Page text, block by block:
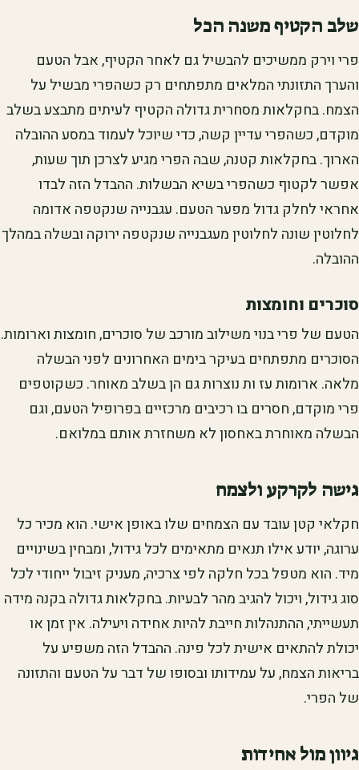
שלב הקטיף משנה הכל
פרי וירק ממשיכים להבשיל גם לאחר הקטיף, אבל הטעם
והערך התזונתי המלאים מתפתחים רק כשהפרי מבשיל על
הצמח. בחקלאות מסחרית גדולה הקטיף לעיתים מתבצע בשלב
מוקדם, כשהפרי עדיין קשה, כדי שיוכל לעמוד במסע ההובלה
הארוך. בחקלאות קטנה, שבה הפרי מגיע לצרכן תוך שעות,
אפשר לקטוף כשהפרי בשיא הבשלות. ההבדל הזה לבדו
אחראי לחלק גדול מפער הטעם. עגבנייה שנקטפה אדומה
לחלוטין שונה לחלוטין מעגבנייה שנקטפה ירוקה ובשלה במהלך
ההובלה.
סוכרים וחומצות
הטעם של פרי בנוי משילוב מורכב של סוכרים, חומצות וארומות.
הסוכרים מתפתחים בעיקר בימים האחרונים לפני הבשלה
מלאה. ארומות עז ות נוצרות גם הן בשלב מאוחר. כשקוטפים
פרי מוקדם, חסרים בו רכיבים מרכזיים בפרופיל הטעם, וגם
הבשלה מאוחרת באחסון לא משחזרת אותם במלואם.
גישה לקרקע ולצמח
חקלאי קטן עובד עם הצמחים שלו באופן אישי. הוא מכיר כל
ערוגה, יודע אילו תנאים מתאימים לכל גידול, ומבחין בשינויים
מיד. הוא מטפל בכל חלקה לפי צרכיה, מעניק זיבול ייחודי לכל
סוג גידול, ויכול להגיב מהר לבעיות. בחקלאות גדולה בקנה מידה
תעשייתי, ההתנהלות חייבת להיות אחידה ויעילה. אין זמן או
יכולת להתאים אישית לכל פינה. ההבדל הזה משפיע על
בריאות הצמח, על עמידותו ובסופו של דבר על הטעם והתזונה
של הפרי.
גיוון מול אחידות